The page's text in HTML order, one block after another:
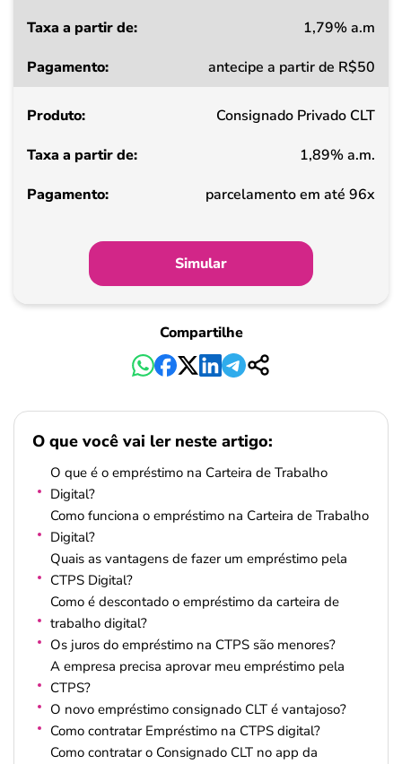
a
de
Pagamento
1,79% a.m
antecipe a partir de R$50
Consignado Privado CLT
1,89% a.m.
parcelamento em até 96x
Simular
Compartilhe
O que você vai ler neste artigo:
O que é o empréstimo na Carteira de Trabalho
Digital?
Como funciona o empréstimo na Carteira de Trabalho
Digital?
Quais as vantagens de fazer um empréstimo pela
CTPS Digital?
Como é descontado o empréstimo da carteira de
trabalho digital?
Os juros do empréstimo na CTPS são menores?
A empresa precisa aprovar meu empréstimo pela
CTPS?
O novo empréstimo consignado CLT é vantajoso?
Como contratar Empréstimo na CTPS digital?
Como contratar o Consignado CLT no app da